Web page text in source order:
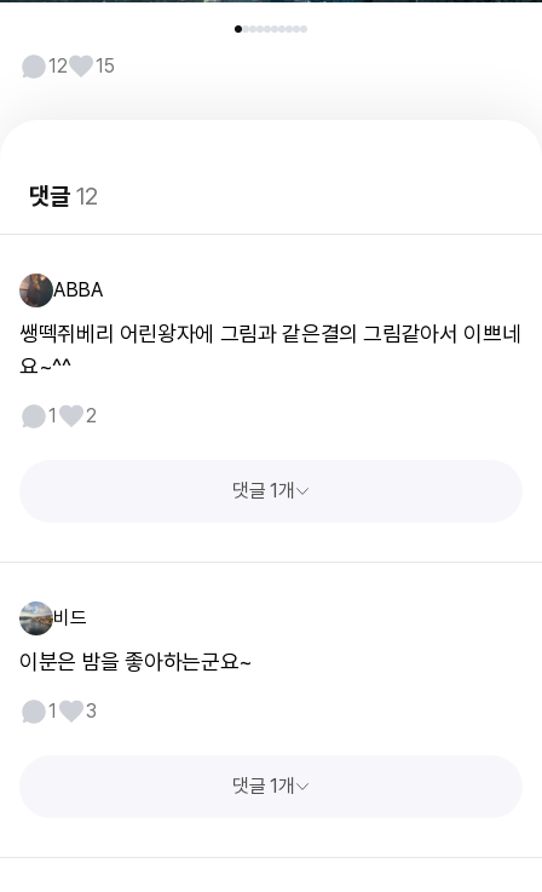
12 15
댓글12
ABBA
쌩떽쥐베리 어린왕자에 그림과 같은결의 그림같아서 이쁘네
요~^^
1 2
댓글 1개
비드
이분은 밤을 좋아하는군요~
1 3
댓글 1개